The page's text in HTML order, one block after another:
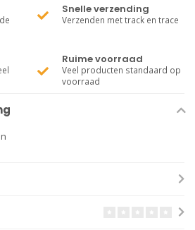
Snelle verzending
Verzenden met track en trace
Ruime voorraad
Veel producten standaard op
voorraad